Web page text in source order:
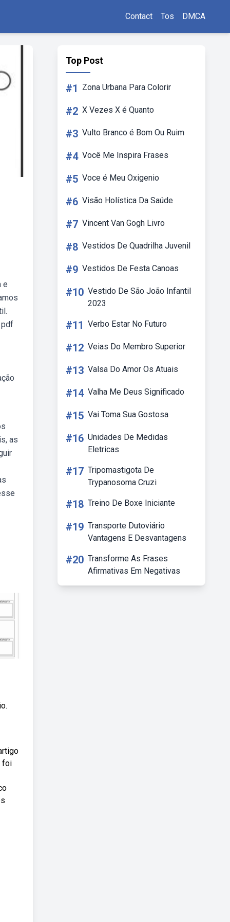
Contact Tos DMCA
e
pdf
as
foi
Top Post
#1 Zona Urbana Para Colorir
#2 X Vezes X é Quanto
#3 Vulto Branco é Bom Ou Ruim
#4 Você Me Inspira Frases
#5 Voce é Meu Oxigenio
#6 Visão Holística Da Saúde
#7 Vincent Van Gogh Livro
#8 Vestidos De Quadrilha Juvenil
#9 Vestidos De Festa Canoas
#10 Vestido De São João Infantil
2023
#11 Verbo Estar No Futuro
#12 Veias Do Membro Superior
#13 Valsa Do Amor Os Atuais
#14 Valha Me Deus Significado
#15 Vai Toma Sua Gostosa
#16 Unidades De Medidas
Eletricas
#17 Tripomastigota De
Trypanosoma Cruzi
#18 Treino De Boxe Iniciante
#19 Transporte Dutoviário
Vantagens E Desvantagens
#20 Transforme As Frases
Afirmativas Em Negativas